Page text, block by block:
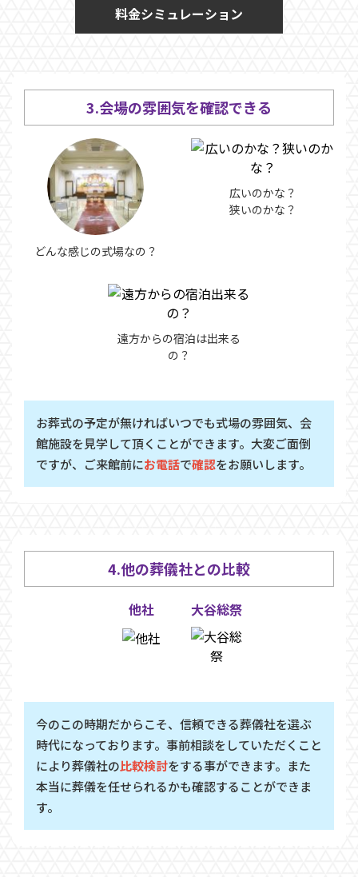
料金シミュレーション
3.会場の雰囲気を確認できる
どんな感じの式場なの？
広いのかな？
​​​​​​​狭いのかな？
遠方からの宿泊は出来る
の？
お葬式の予定が無ければいつでも式場の雰囲気、会
館施設を見学して頂くことができます。大変ご面倒
ですが、ご来館前にお電話で確認をお願いします。
4.他の葬儀社との比較
他社 大谷総祭
今のこの時期だからこそ、信頼できる葬儀社を選ぶ
時代になっております。事前相談をしていただくこと
により葬儀社の比較検討をする事ができます。また
本当に葬儀を任せられるかも確認することができま
す。